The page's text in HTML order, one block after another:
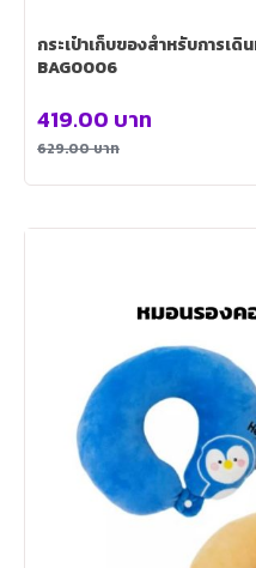
กระเป๋าเก็บของสำหรับการเ
BAG0006
629.00บาท
419.00 บาท